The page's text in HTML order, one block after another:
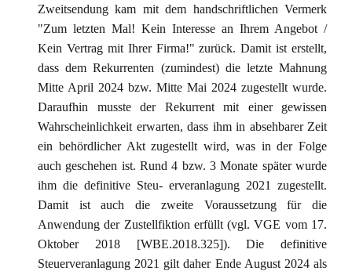
Zweitsendung kam mit dem handschriftlichen Vermerk
"Zum letzten Mal! Kein Interesse an Ihrem Angebot /
Kein Vertrag mit Ihrer Firma!" zurück. Damit ist erstellt,
dass dem Rekurrenten (zumindest) die letzte Mahnung
Mitte April 2024 bzw. Mitte Mai 2024 zugestellt wurde.
Daraufhin musste der Rekurrent mit einer gewissen
Wahrscheinlichkeit erwarten, dass ihm in absehbarer Zeit
ein behördlicher Akt zugestellt wird, was in der Folge
auch geschehen ist. Rund 4 bzw. 3 Monate später wurde
ihm die definitive Steu- erveranlagung 2021 zugestellt.
Damit ist auch die zweite Voraussetzung für die
Anwendung der Zustellfiktion erfüllt (vgl. VGE vom 17.
Oktober 2018 [WBE.2018.325]). Die definitive
Steuerveranlagung 2021 gilt daher Ende August 2024 als